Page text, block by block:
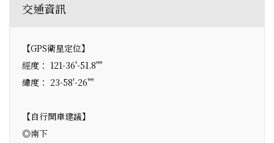
交通資訊
【GPS衛星定位】
經度： 121-36'-51.8""
緯度： 23-58'-26""
【自行開車建議】
◎南下